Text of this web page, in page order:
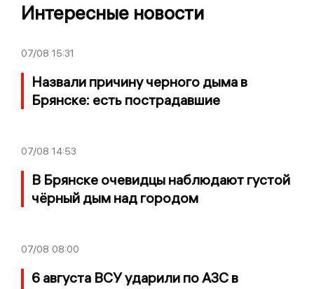
Интересные новости
07/08 15:31
Назвали причину черного дыма в
Брянске: есть пострадавшие
07/08 14:53
В Брянске очевидцы наблюдают густой
чёрный дым над городом
07/08 08:00
6 августа ВСУ ударили по АЗС в